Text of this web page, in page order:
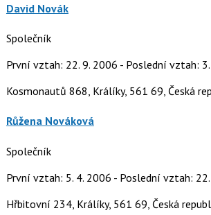
David Novák
Společník
První vztah: 22. 9. 2006 - Poslední vztah:
Kosmonautů 868, Králíky, 561 69, Česká
Růžena Nováková
Společník
První vztah: 5. 4. 2006 - Poslední vztah:
Hřbitovní 234, Králíky, 561 69, Česká